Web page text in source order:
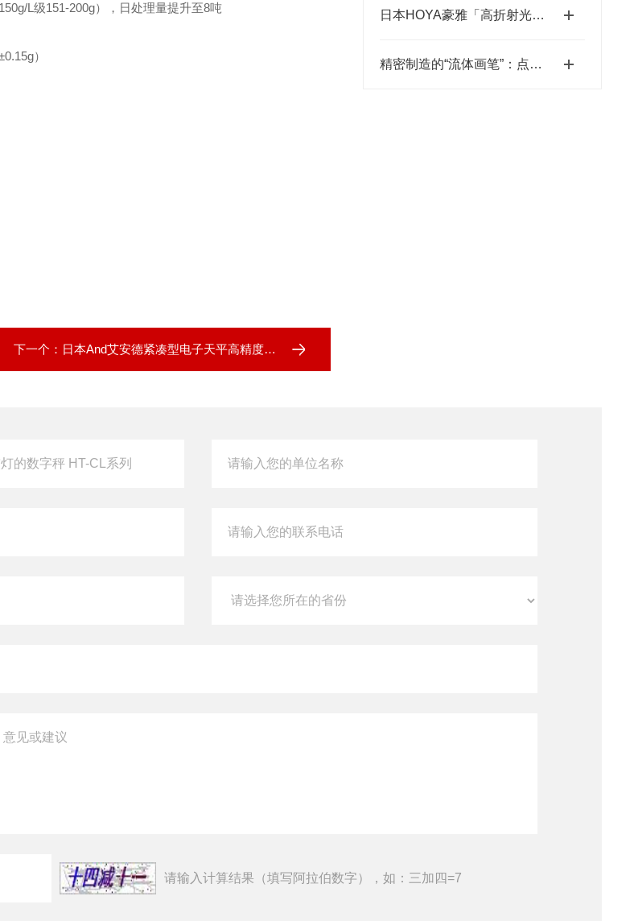
日本HOYA豪雅「高折射光学引擎」—2.0超高清折射率-总代理藤田光学
精密制造的“流体画笔”：点胶机技术全景解析
L级151-200g），日处理量提升至8吨
）
下一个： 日本And艾安德紧凑型电子天平高精度HT-120
请输入计算结果（填写阿拉伯数字），如：三加四=7